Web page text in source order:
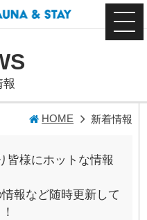
報
HOME 新着情報
皆様にホットな情報
報など随時更新して